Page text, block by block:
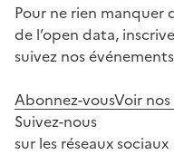
Pour ne rien manquer
de l’open data,
suivez nos
Abonnez-vousVoir
Suivez-nous
sur les réseaux sociaux